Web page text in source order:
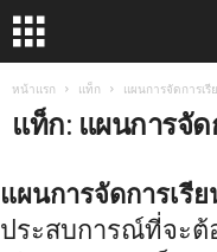
หน้าแรก แท็ก แผนการจัดการเรี
แท็ก: แผนการจัด
แผนการจัดการเรี
ประสบการณ์ที่จะต้